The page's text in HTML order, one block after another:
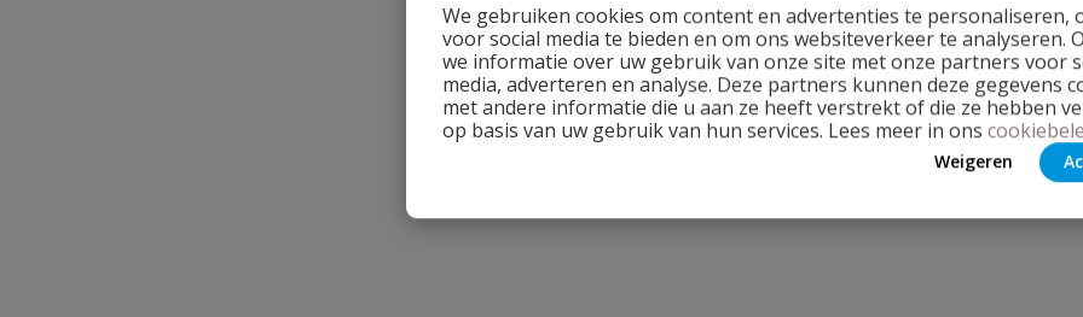
We gebruiken cookies om content en advertenties te personaliseren,
voor social media te bieden en om ons websiteverkeer te analyseren.
we informatie over uw gebruik van onze site met onze partners voor
media, adverteren en analyse. Deze partners kunnen deze gegevens
met andere informatie die u aan ze heeft verstrekt of die ze hebben
op basis van uw gebruik van hun services. Lees meer in ons
Weigeren